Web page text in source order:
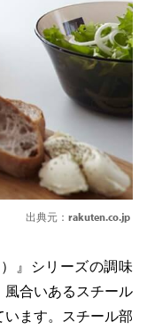
出典元： rakuten.co.jp
』シリーズの調味
合いあるスチール
ます。スチール部